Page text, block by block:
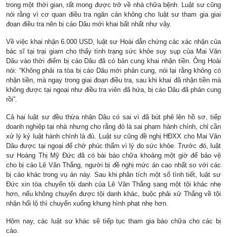
trong một thời gian, rất mong được trở về nhà chữa bệnh. Luật sư cũng
nói rằng vì cơ quan điều tra ngăn cản không cho luật sư tham gia giai
đoạn điều tra nên bị cáo Dâu mới khai bất nhất như vậy.
Về việc khai nhận 6.000 USD, luật sư Hoài dẫn chứng các xác nhận của
bác sĩ tại trại giam cho thấy tình trạng sức khỏe suy sụp của Mai Văn
Dâu vào thời điểm bị cáo Dâu đã có bản cung khai nhận tiền. Ông Hoài
nói: “Không phải ra tòa bị cáo Dâu mới phản cung, nói lại rằng không có
nhận tiền, mà ngay trong giai đoạn điều tra, sau khi khai đã nhận tiền mà
không được tại ngoại như điều tra viên đã hứa, bị cáo Dâu đã phản cung
rồi”.
Cả hai luật sư đều thừa nhận Dâu có sai vì đã bút phê lên hồ sơ, tiếp
doanh nghiệp tại nhà nhưng cho rằng đó là sai phạm hành chính, chỉ cần
xử lý kỷ luật hành chính là đủ. Luật sư cũng đề nghị HĐXX cho Mai Văn
Dâu được tại ngoại để chờ phúc thẩm vì lý do sức khỏe. Trước đó, luật
sư Hoàng Thị Mỹ Đức đã có bài bào chữa khoảng một giờ để bảo vệ
cho bị cáo Lê Văn Thắng, người bị đề nghị mức án cao nhất so với các
bị cáo khác trong vụ án này. Sau khi phân tích một số tình tiết, luật sư
Đức xin tòa chuyển tội danh của Lê Văn Thắng sang một tội khác nhẹ
hơn, nếu không chuyển được tội danh khác, buộc phải xử Thắng về tội
nhận hối lộ thì chuyển xuống khung hình phạt nhẹ hơn.
Hôm nay, các luật sư khác sẽ tiếp tục tham gia bào chữa cho các bị
cáo.